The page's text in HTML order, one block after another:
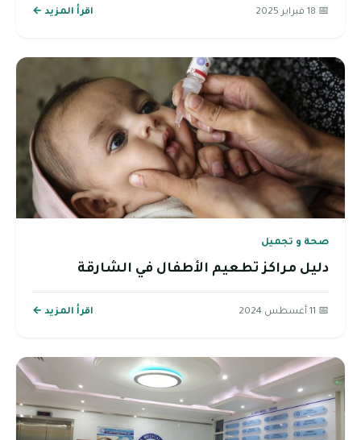
📅 18 فبراير 2025 اقرأ المزيد ←
صحة و تجميل
دليل مراكز تطعيم الأطفال في الشارقة
📅 11 أغسطس 2024 اقرأ المزيد ←